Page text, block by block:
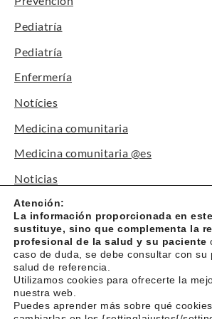
Pediatría
Pediatría
Enfermería
Notícies
Medicina comunitaria
Medicina comunitaria @es
Noticias
Canal Paciente
Premios y reconocimientos
Trámites
Talleres
Sin categorizar
Atención:
La información proporcionada en
sustituye, sino que complementa la
profesional de la salud y su paciente
caso de duda, se debe consultar con su
salud de referencia.
Utilizamos cookies para ofrecerte la
nuestra web.
Puedes aprender más sobre qué